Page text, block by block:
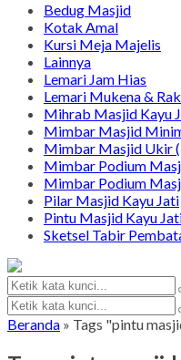
Bedug Masjid
Kotak Amal
Kursi Meja Majelis
Lainnya
Lemari Jam Hias
Lemari Mukena &
Mihrab Masjid Kayu
Mimbar Masjid
Mimbar Masjid Ukir
Mimbar Podium
Mimbar Podium
Pilar Masjid Kayu Jati
Pintu Masjid Kayu
Sketsel Tabir
Beranda » Tags "pintu